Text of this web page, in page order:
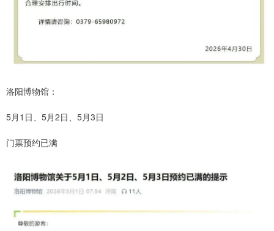
洛阳博物馆：
5月1日、5月2日、5月3日
门票预约已满